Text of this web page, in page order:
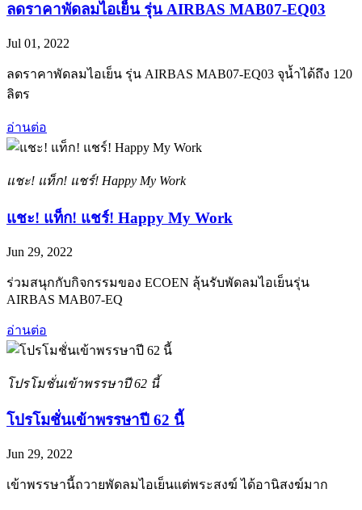
ลดราคาพัดลมไอเย็น รุ่น AIRBAS MAB07-EQ03
Jul 01, 2022
ลดราคาพัดลมไอเย็น รุ่น AIRBAS MAB07-EQ03 จุน้ำได้ถึง 120
ลิตร
อ่านต่อ
แชะ! แท็ก! แชร์! Happy My Work
แชะ! แท็ก! แชร์! Happy My Work
Jun 29, 2022
ร่วมสนุกกับกิจกรรมของ ECOEN ลุ้นรับพัดลมไอเย็นรุ่น
AIRBAS MAB07-EQ
อ่านต่อ
โปรโมชั่นเข้าพรรษาปี 62 นี้
โปรโมชั่นเข้าพรรษาปี 62 นี้
Jun 29, 2022
เข้าพรรษานี้ถวายพัดลมไอเย็นแต่พระสงฆ์ ได้อานิสงฆ์มาก